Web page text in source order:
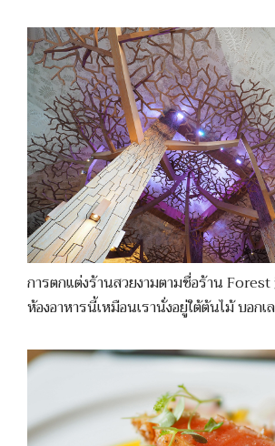
การตกแต่งร้านสวยงามตามชื่อร้าน Forest
ห้องอาหารนี้เหมือนเรานั่งอยู่ใต้ต้นไม้ บอกเ